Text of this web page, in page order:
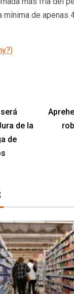
mínima de apenas
de la
de